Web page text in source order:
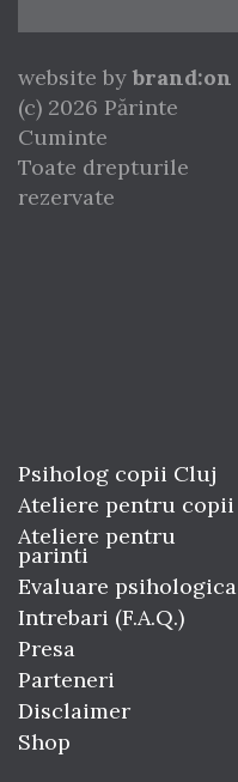
website by brand:on
(c) 2026 Părinte
Cuminte
Toate drepturile
rezervate
Psiholog copii Cluj
Ateliere pentru copii
Ateliere pentru
parinti
Evaluare psihologica
Intrebari (F.A.Q.)
Presa
Parteneri
Disclaimer
Shop